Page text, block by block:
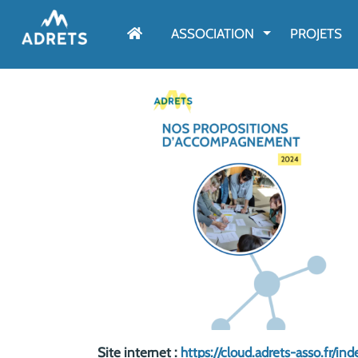
ASSOCIATION AFFICHER LE
PROJETS
Site internet : https://cloud.adrets-asso.fr/